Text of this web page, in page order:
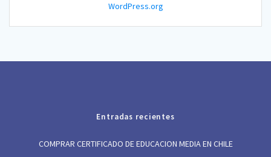
WordPress.org
Entradas recientes
COMPRAR CERTIFICADO DE EDUCACION MEDIA EN CHILE